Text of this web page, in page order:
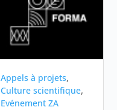
Appels à projets,
Culture scientifique,
Evénement ZA